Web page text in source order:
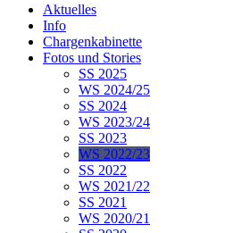
Aktuelles
Info
Chargenkabinette
Fotos und Stories
SS 2025
WS 2024/25
SS 2024
WS 2023/24
SS 2023
WS 2022/23
SS 2022
WS 2021/22
SS 2021
WS 2020/21